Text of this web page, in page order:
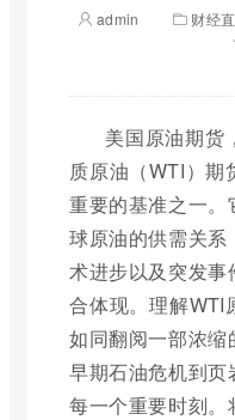
admin 财经
美国原油期货
质原油（WTI）期
重要的基准之一
球原油的供需关
术进步以及突发
合体现。理解WTI
如同翻阅一部浓
早期石油危机到
每一个重要时刻